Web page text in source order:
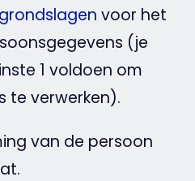
voor het
(je
1 voldoen om
te verwerken).
van de persoon